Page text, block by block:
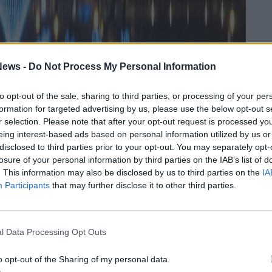
- Do Not Process My Personal Information
opt-out of the sale, sharing to third parties, or processing of your
for targeted advertising by us, please use the below opt-out
selection. Please note that after your opt-out request is processed
interest-based ads based on personal information utilized by us
to third parties prior to your opt-out. You may separately
of your personal information by third parties on the IAB’s list of
This information may also be disclosed by us to third parties on the
Participants that may further disclose it to other third parties.
Data Processing Opt Outs
opt-out of the Sharing of my personal data.
accende l’albero di Natale a
un momento di festa
un concerto in piazza Libertà– Tutte le
– Domenica 26 novembre, dalle 9 alle 18, le
con bancarelle di hobbisti, scultori,
per la 19^ edizione del
–
Tutte le informazioni